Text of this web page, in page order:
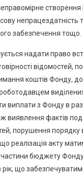
непрацездатність
забезпечення тощо.
надати право
відомостей,
коштів Фонду,
виплати з Фонду в
виявлення фактів
порушення порядку
реалізація акту
бюджету Фонду
що